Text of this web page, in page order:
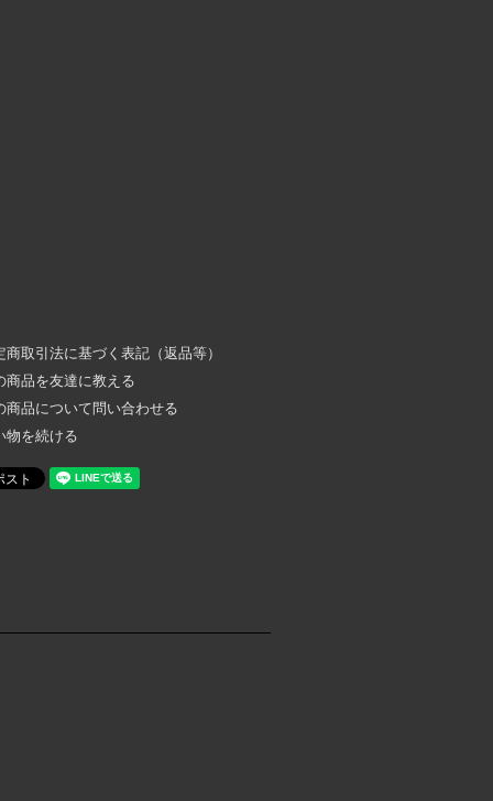
商取引法に基づく表記（返品等）
商品を友達に教える
商品について問い合わせる
物を続ける